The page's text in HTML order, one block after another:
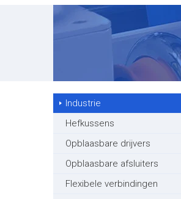
Industrie
Hefkussens
Opblaasbare drijvers
Opblaasbare afsluiters
Flexibele verbindingen